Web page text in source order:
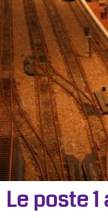
Le poste